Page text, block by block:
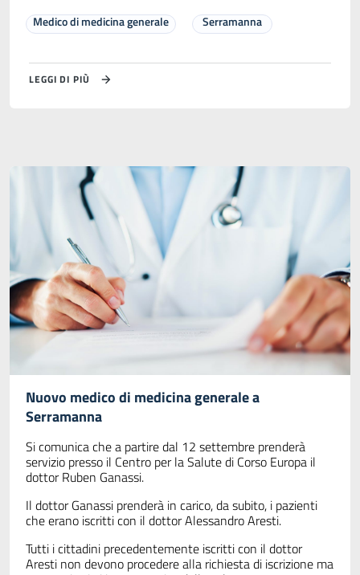
Medico di medicina generale Serramanna
LEGGI DI PIÙ
Nuovo medico di medicina generale a
Serramanna
Si comunica che a partire dal 12 settembre prenderà
servizio presso il Centro per la Salute di Corso Europa il
dottor Ruben Ganassi.
Il dottor Ganassi prenderà in carico, da subito, i pazienti
che erano iscritti con il dottor Alessandro Aresti.
Tutti i cittadini precedentemente iscritti con il dottor
Aresti non devono procedere alla richiesta di iscrizione ma